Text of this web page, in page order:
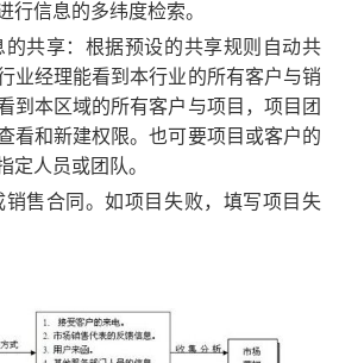
行信息的多纬度检索。
共享：根据预设的共享规则自动共
业经理能看到本行业的所有客户与销
到本区域的所有客户与项目，项目团
看和新建权限。也可要项目或客户的
定人员或团队。
售合同。如项目失败，填写项目失